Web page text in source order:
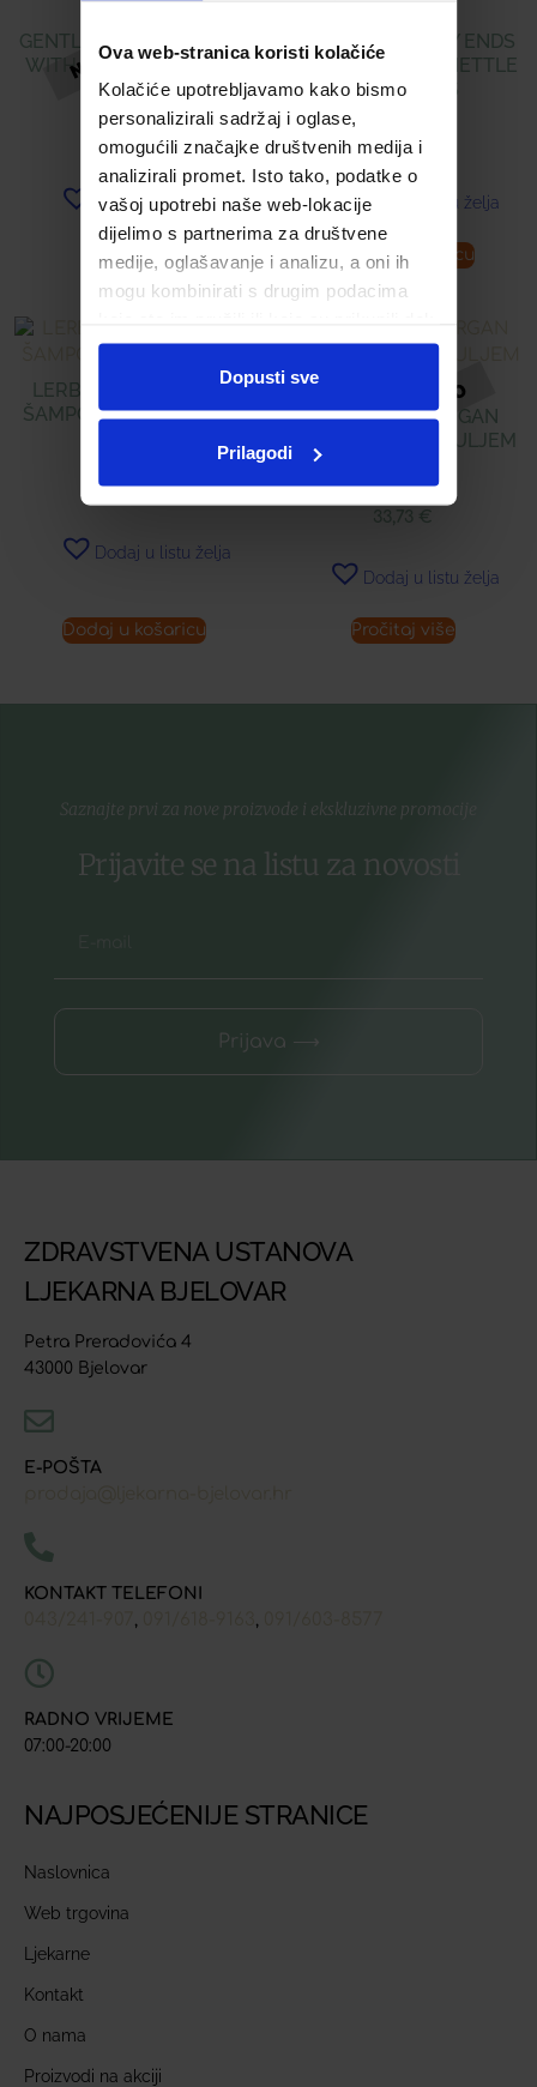
Ova web-stranica koristi kolačiće
Kolačiće upotrebljavamo kako bismo
personalizirali sadržaj i oglase,
omogućili značajke društvenih medija i
analizirali promet. Isto tako, podatke o
vašoj upotrebi naše web-lokacije
dijelimo s partnerima za društvene
medije, oglašavanje i analizu, a oni ih
mogu kombinirati s drugim podacima
ste upotrebljavali njihove usluge.
Dopusti sve
Prilagodi
GENTLE DAILY SHAMPOO
WITH CHAMOMILE AND
HONEY
16,89 €
Dodaj u listu želja
Pročitaj više
OILY ROOTS & DRY ENDS
SHAMPOO WITH NETTLE
& PROPOLIS
16,89 €
Dodaj u listu želja
Dodaj u košaricu
LERBOLARIO BAOBAB
ŠAMPON ZA TUŠIRANJE
Dodaj u listu želja
Dodaj u košaricu
LERBOLARIO ARGAN
KREMA ZA LICE S ULJEM
33,73 €
Dodaj u listu želja
Pročitaj više
Saznajte prvi za nove proizvode i ekskluzivne promocije
Prijavite se na listu za novosti
Prijava ⟶
ZDRAVSTVENA USTANOVA
LJEKARNA BJELOVAR
Petra Preradovića 4
43000 Bjelovar
E-POŠTA
KONTAKT TELEFONI
RADNO VRIJEME
07:00-20:00
NAJPOSJEĆENIJE STRANICE
Naslovnica
Web trgovina
Ljekarne
Kontakt
O nama
Proizvodi na akciji